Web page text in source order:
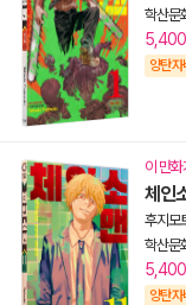
학산문
5,400
양탄자
이 만
체인
후지모
학산문
5,400
양탄자